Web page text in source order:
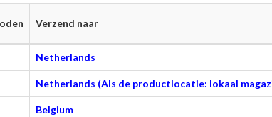
Verzend naar
Netherlands
Netherlands (Als de productlocatie: lokaal
Belgium